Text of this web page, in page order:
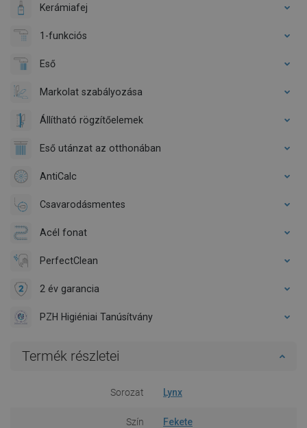
Kerámiafej
1-funkciós
Eső
Markolat szabályozása
Állítható rögzítőelemek
Eső utánzat az otthonában
AntiCalc
Csavarodásmentes
Acél fonat
PerfectClean
2 év garancia
PZH Higiéniai Tanúsítvány
Termék részletei
Sorozat Lynx
Szín Fekete